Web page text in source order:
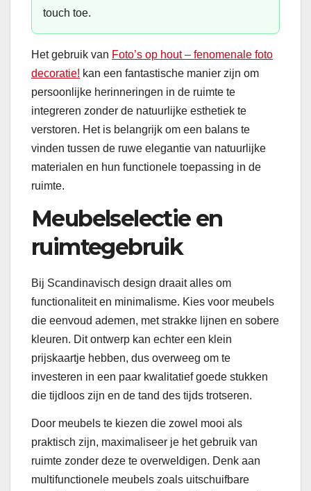
touch toe.
Het gebruik van Foto’s op hout – fenomenale foto
decoratie! kan een fantastische manier zijn om
persoonlijke herinneringen in de ruimte te
integreren zonder de natuurlijke esthetiek te
verstoren. Het is belangrijk om een balans te
vinden tussen de ruwe elegantie van natuurlijke
materialen en hun functionele toepassing in de
ruimte.
Meubelselectie en
ruimtegebruik
Bij Scandinavisch design draait alles om
functionaliteit en minimalisme. Kies voor meubels
die eenvoud ademen, met strakke lijnen en sobere
kleuren. Dit ontwerp kan echter een klein
prijskaartje hebben, dus overweeg om te
investeren in een paar kwalitatief goede stukken
die tijdloos zijn en de tand des tijds trotseren.
Door meubels te kiezen die zowel mooi als
praktisch zijn, maximaliseer je het gebruik van
ruimte zonder deze te overweldigen. Denk aan
multifunctionele meubels zoals uitschuifbare